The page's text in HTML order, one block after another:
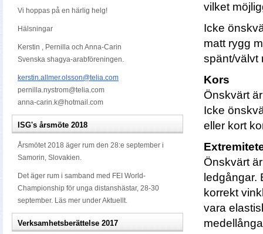
Vi hoppas på en härlig helg!
Hälsningar
Kerstin , Pernilla och Anna-Carin
Svenska shagya-arabföreningen.
kerstin.allmer.olsson@telia.com
pernilla.nystrom@telia.com
anna-carin.k@hotmail.com
ISG's årsmöte 2018
Årsmötet 2018 äger rum den 28:e september i
Samorin, Slovakien.
Det äger rum i samband med FEI World-
Championship för unga distanshästar, 28-30
september. Läs mer under Aktuellt.
Verksamhetsberättelse 2017
vilket
Icke
matt rygg
spänt/välvt
Kors
Önskvärt
Icke
eller kort
Önskvärt
ledgångar.
korrekt
vara